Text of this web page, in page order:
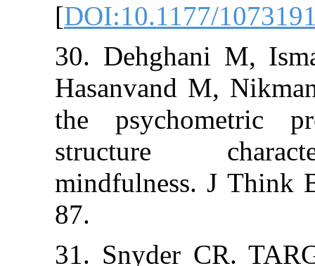
[DOI:10.1177/
30. Dehghani
Hasanvand M,
the
structure
mindfulness. J
31. Snyder